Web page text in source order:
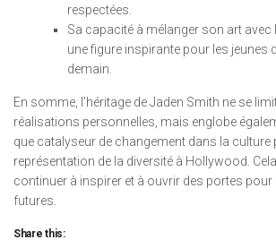
respectées.
Sa capacité à mélanger son art avec
une figure inspirante pour les jeunes
demain.
En somme, l’héritage de Jaden Smith ne se
réalisations personnelles, mais englobe
que catalyseur de changement dans la culture
représentation de la diversité à Hollywood.
continuer à inspirer et à ouvrir des portes pour
futures.
Share this: